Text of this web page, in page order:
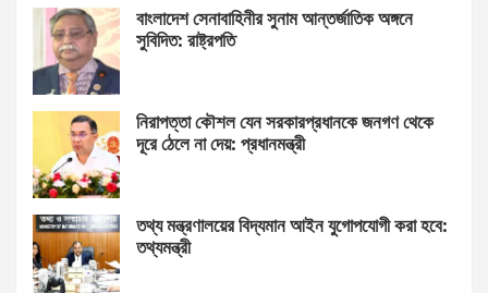
বাংলাদেশ সেনাবাহিনীর সুনাম আন্তর্জাতিক অঙ্গনে
সুবিদিত: রাষ্ট্রপতি
নিরাপত্তা কৌশল যেন সরকারপ্রধানকে জনগণ থেকে
দূরে ঠেলে না দেয়: প্রধানমন্ত্রী
তথ্য মন্ত্রণালয়ের বিদ্যমান আইন যুগোপযোগী করা হবে:
তথ্যমন্ত্রী